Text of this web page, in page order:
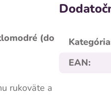
(do
rukoväte a
Kategória
EAN: